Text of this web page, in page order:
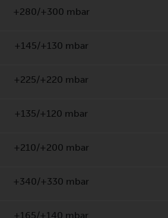
+280/+300 mbar
+145/+130 mbar
+225/+220 mbar
+135/+120 mbar
+210/+200 mbar
+340/+330 mbar
+165/+140 mbar